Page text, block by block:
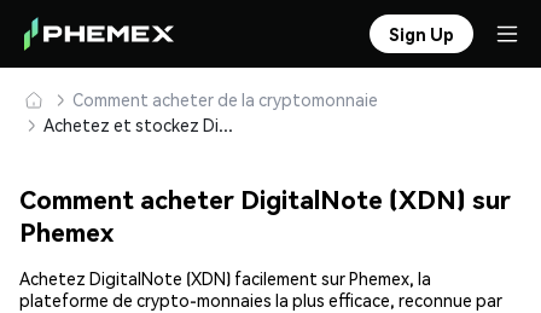
Sign Up
Comment acheter de la cryptomonnaie
Achetez et stockez DigitalNote (XDN) en toute sécurité
Comment acheter DigitalNote (XDN) sur
Phemex
Achetez DigitalNote (XDN) facilement sur Phemex, la
plateforme de crypto-monnaies la plus efficace, reconnue par